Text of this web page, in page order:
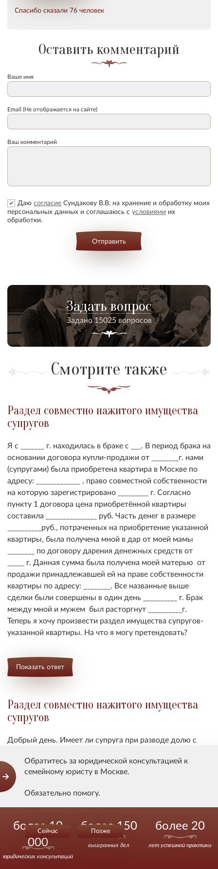
Спасибо сказали 76 человек
Оставить комментарий
Ваше имя
Email (Не отображается на сайте)
Ваш комментарий
Даю согласие Сундакову В.В. на хранение и обработку моих
персональных данных и соглашаюсь с условиями их
обработки.
Отправить
Задать вопрос
Задано 15025 вопросов
Смотрите также
Раздел совместно нажитого имущества
супругов
Я с _______ г. находилась в браке с ___. В период брака на
основании договора купли-продажи от ________г. нами
(супругами) была приобретена квартира в Москве по
адресу: _____________ , право совместной собственности
на которую зарегистрировано _________ г. Согласно
пункту 1 договора цена приобретённой квартиры
составила _______________ руб. Часть денег в размере
__________руб., потраченных на приобретение указанной
квартиры, была получена мной в дар от моей мамы
________ по договору дарения денежных средств от
_____ г. Данная сумма была получена моей матерью от
продажи принадлежавшей ей на праве собственности
квартиры по адресу: ________. Все названные выше
сделки были совершены в один день __________ г. Брак
между мной и мужем был расторгнут __________г.
Теперь я хочу произвести раздел имущества супругов-
указанной квартиры. На что я могу претендовать?
Показать ответ
Раздел совместно нажитого имущества
супругов
Добрый день. Имеет ли супруга при разводе долю с
наличныли был взят после оффициальной регистрации
брака на меня. И щитается ли кредит, так скажем «
общим»?
Показать ответ
Обратитесь за юридической консультацией к
семейному юристу в Москве.
Обязательно помогу.
Сейчас Позже
более 10
000
юридических консультаций
более 150
выигранных дел
более 20
лет успешной практики